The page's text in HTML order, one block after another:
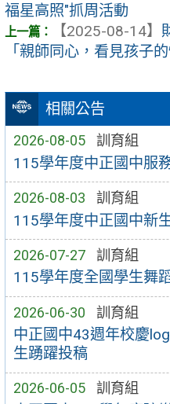
相關公告
2026-08-05 訓育組
115學年度中正國中服
2026-08-03 訓育組
115學年度中正國中新
2026-07-27 訓育組
115學年度全國學生舞
2026-06-30 訓育組
中正國中43週年校慶
生踴躍投稿
2026-06-05 訓育組
福星高照"抓周活動
【2025-08-14】
「親師同心，看見孩子